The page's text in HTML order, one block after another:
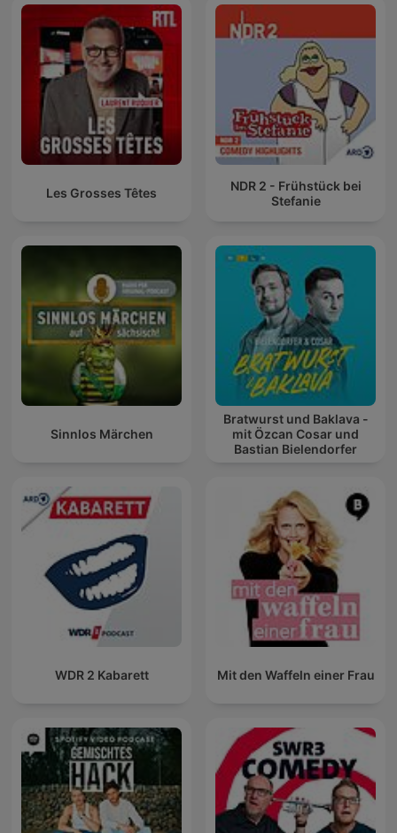
Les Grosses Têtes
NDR 2 - Frühstück bei
Stefanie
Sinnlos Märchen
Bratwurst und Baklava -
mit Özcan Cosar und
Bastian Bielendorfer
WDR 2 Kabarett Mit den Waffeln einer Frau